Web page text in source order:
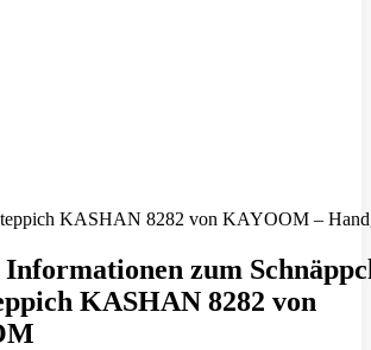
KASHAN 8282 von KAYOOM –
zum
KASHAN 8282 von